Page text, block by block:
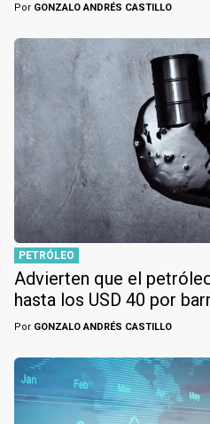
Por GONZALO ANDRÉS CASTILLO
PETRÓLEO
Advierten que el
hasta los USD 40 por
Por GONZALO ANDRÉS CASTILLO